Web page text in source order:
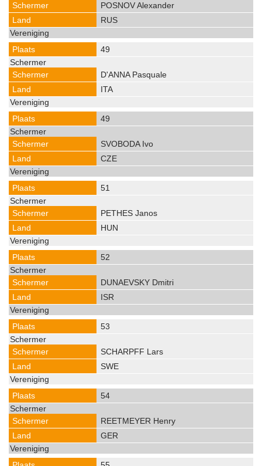
POSNOV Alexander
RUS
49
D'ANNA Pasquale
ITA
49
SVOBODA Ivo
CZE
51
PETHES Janos
HUN
52
DUNAEVSKY Dmitri
ISR
53
SCHARPFF Lars
SWE
54
REETMEYER Henry
GER